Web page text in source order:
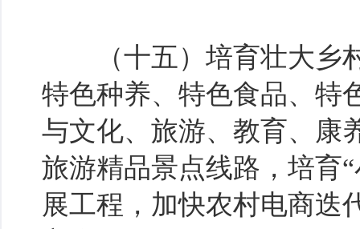
（十五）培育壮大乡村
特色种养、特色食品、特
与文化、旅游、教育、康
旅游精品景点线路，培育
展工程，加快农村电商迭